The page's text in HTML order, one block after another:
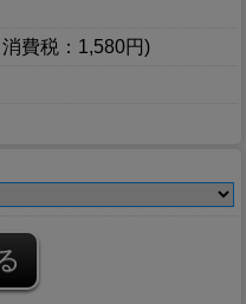
費税：1,580円)